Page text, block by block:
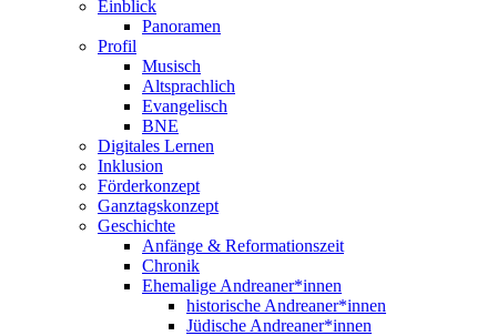
Einblick
Panoramen
Profil
Musisch
Altsprachlich
Evangelisch
BNE
Digitales Lernen
Inklusion
Förderkonzept
Ganztagskonzept
Geschichte
Anfänge & Reformationszeit
Chronik
Ehemalige Andreaner*innen
historische Andreaner*innen
Jüdische Andreaner*innen